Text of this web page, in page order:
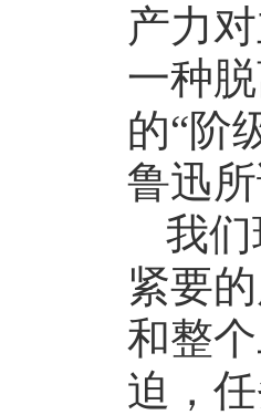
产力
一种
的“阶
鲁迅
我
紧要
和整
迫，